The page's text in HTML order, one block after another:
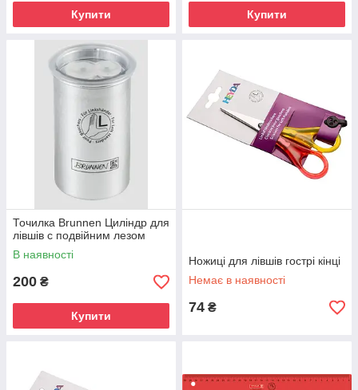
Купити Купити
Точилка Brunnen Циліндр для
лівшів c подвійним лезом
В наявності
200 ₴
Купити
Ножиці для лівшів гострі кінці
Немає в наявності
74 ₴